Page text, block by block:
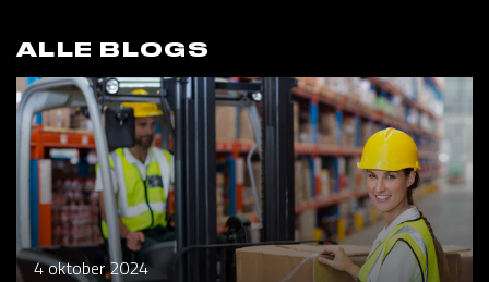
ALLE BLOGS
4 oktober 2024